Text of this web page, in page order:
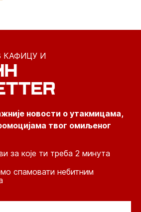
КАФИЦУ И
новости о утакмицама,
твог омиљеног
за које ти треба 2 минута
спамовати небитним